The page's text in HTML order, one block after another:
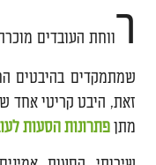
רווחת העובדים
שמתמקדים בהיבטים
זאת, היבט קריטי אחד
מתןפתרונות הסעות